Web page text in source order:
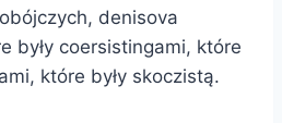
denisova
były coersistingami, które
które były skoczistą.